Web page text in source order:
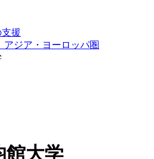
援
ジア・ヨーロッパ圏
館大学